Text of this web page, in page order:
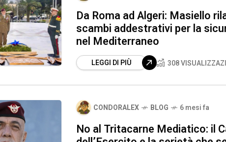
Da Roma ad Algeri: Masiello
scambi addestrativi per la
nel Mediterraneo
LEGGI DI PIÙ 308
CONDORALEX BLOG 6 mesi fa
No al Tritacarne Mediatico: il